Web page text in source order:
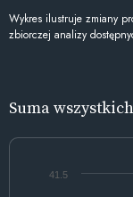
Wykres ilustruje zmiany
zbiorczej analizy
Suma
41.5